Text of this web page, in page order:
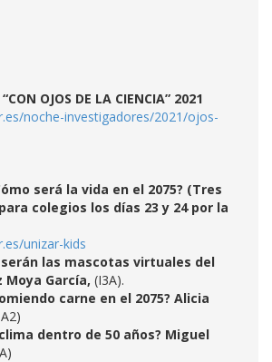
OJOS DE LA CIENCIA” 2021
noche-investigadores/2021/ojos-
será la vida en el 2075? (Tres
colegios los días 23 y 24 por la
unizar-kids
serán las mascotas virtuales del
Moya García, (I3A).
carne en el 2075? Alicia
dentro de 50 años? Miguel